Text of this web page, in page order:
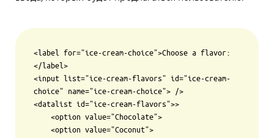
<label for="ice-cream-choice">Choose a flavor:
</label>
<input list="ice-cream-flavors" id="ice-cream-
choice" name="ice-cream-choice"> />
<datalist id="ice-cream-flavors">>